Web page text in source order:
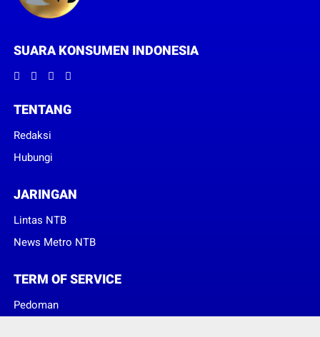
SUARA KONSUMEN INDONESIA
TENTANG
Redaksi
Hubungi
JARINGAN
Lintas NTB
News Metro NTB
TERM OF SERVICE
Pedoman